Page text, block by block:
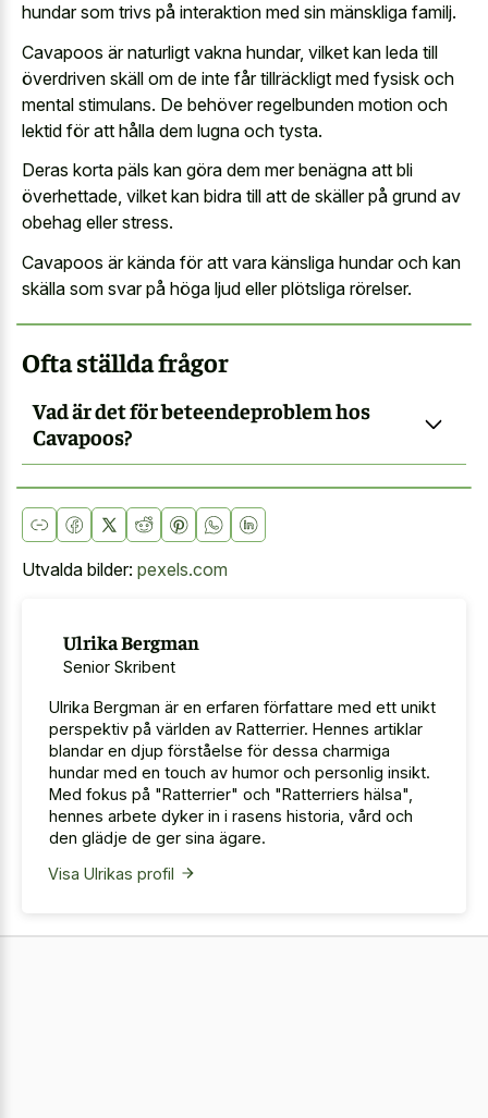
hundar som trivs på interaktion med sin mänskliga familj.
Cavapoos är naturligt vakna hundar, vilket kan leda till
överdriven skäll om de inte får tillräckligt med fysisk och
mental stimulans. De behöver regelbunden motion och
lektid för att hålla dem lugna och tysta.
Deras korta päls kan göra dem mer benägna att bli
överhettade, vilket kan bidra till att de skäller på grund av
obehag eller stress.
Cavapoos är kända för att vara känsliga hundar och kan
skälla som svar på höga ljud eller plötsliga rörelser.
Ofta ställda frågor
Vad är det för beteendeproblem hos
Cavapoos?
Utvalda bilder: pexels.com
Ulrika Bergman
Senior Skribent
Ulrika Bergman är en erfaren författare med ett unikt
perspektiv på världen av Ratterrier. Hennes artiklar
blandar en djup förståelse för dessa charmiga
hundar med en touch av humor och personlig insikt.
Med fokus på "Ratterrier" och "Ratterriers hälsa",
hennes arbete dyker in i rasens historia, vård och
den glädje de ger sina ägare.
Visa Ulrikas profil